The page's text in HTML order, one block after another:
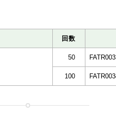
回数
50
100